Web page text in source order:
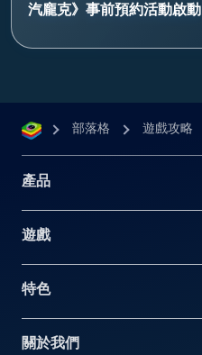
汽龐克》事前預約活動啟動
部落格 遊戲攻略
產品
遊戲
特色
關於我們